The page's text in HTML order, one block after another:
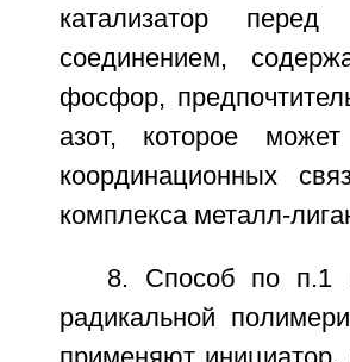
катализатор
соединением,
фосфор,
азот, которое
координационных
комплекса металл-
8. Способ по п.1
радикальной